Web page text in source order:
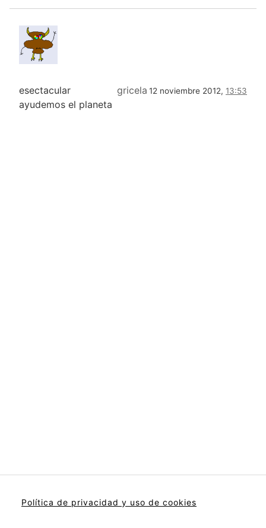
gricela 12 noviembre 2012, 13:53
esectacular
ayudemos el planeta
Política de privacidad y uso de cookies